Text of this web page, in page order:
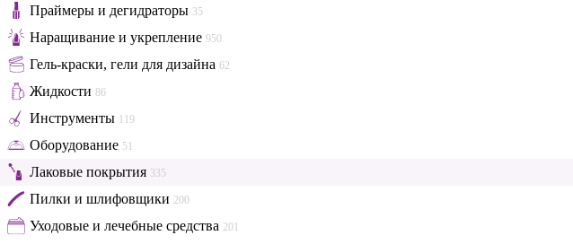
Праймеры и дегидраторы 35
Наращивание и укрепление 950
Гель-краски, гели для дизайна 62
Жидкости 86
Инструменты 119
Оборудование 51
Лаковые покрытия 335
Пилки и шлифовщики 200
Уходовые и лечебные средства 201